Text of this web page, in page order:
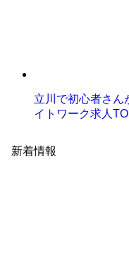
立川で初心者さん
イトワーク求人
新着情報